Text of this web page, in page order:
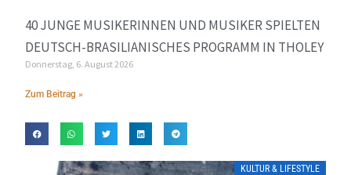
40 JUNGE MUSIKERINNEN UND MUSIKER SPIELTEN
DEUTSCH-BRASILIANISCHES PROGRAMM IN THOLEY
Donnerstag, 6. August 2026
Zum Beitrag »
KULTUR & LIFESTYLE